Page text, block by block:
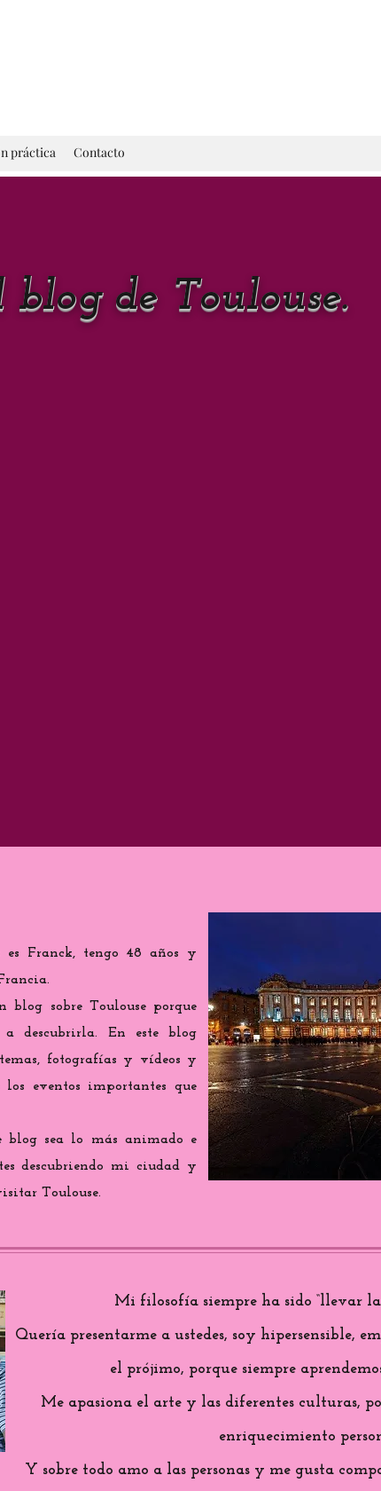
práctica Contacto
blog de Toulouse.
es Franck, tengo 48 años y
blog sobre Toulouse porque
descubrirla. En este blog
fotografías y vídeos y
los eventos importantes que
blog sea lo más animado e
descubriendo mi ciudad y
Toulouse.
Mi filosofía siempre ha sido “llevar
Quería presentarme a ustedes, soy hipersensible,
el prójimo, porque siempre
Me apasiona el arte y las diferentes culturas,
enriquecimiento
Y sobre todo amo a las personas y me gusta